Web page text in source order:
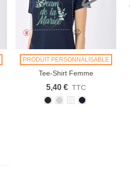
PRODUIT PERSONNALISABLE
Tee-Shirt Femme
Personnalisable
5,40 € TTC
Noir Heather
BlancFrench